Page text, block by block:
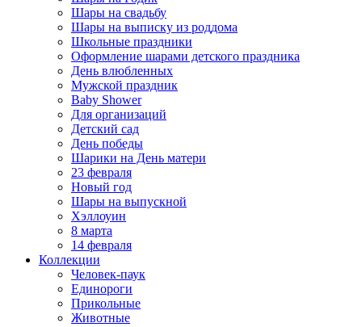
Шары на свадьбу
Шары на выписку из роддома
Школьные праздники
Оформление шарами детского праздника
День влюбленных
Мужской праздник
Baby Shower
Для организаций
Детский сад
День победы
Шарики на День матери
23 февраля
Новый год
Шары на выпускной
Хэллоуин
8 марта
14 февраля
Коллекции
Человек-паук
Единороги
Прикольные
Животные